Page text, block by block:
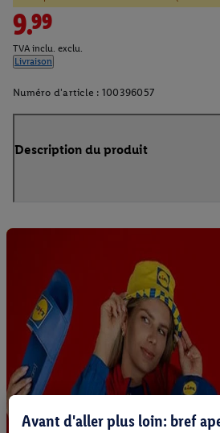
9.99
TVA inclu. exclu.
Livraison
Numéro d'article : 100396057
Description du produit
Avant d'aller plus loin: bref